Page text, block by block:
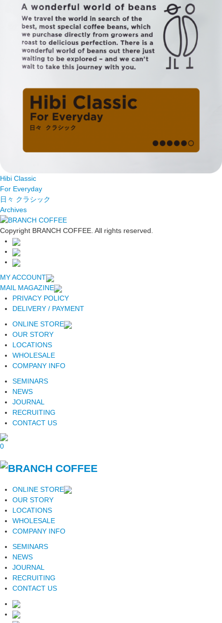
Hibi Classic
For Everyday
日々 クラシック
Archives
Copyright BRANCH COFFEE. All rights reserved.
MY ACCOUNT
MAIL MAGAZINE
PRIVACY POLICY
DELIVERY / PAYMENT
ONLINE STORE
OUR STORY
LOCATIONS
WHOLESALE
COMPANY INFO
SEMINARS
NEWS
JOURNAL
RECRUITING
CONTACT US
0
ONLINE STORE
OUR STORY
LOCATIONS
WHOLESALE
COMPANY INFO
SEMINARS
NEWS
JOURNAL
RECRUITING
CONTACT US